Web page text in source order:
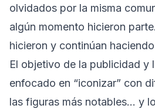
olvidados por la misma
algún momento hicieron
hicieron y continúan
El objetivo de la publicidad y
enfocado en “iconizar” con
las figuras más notables… y